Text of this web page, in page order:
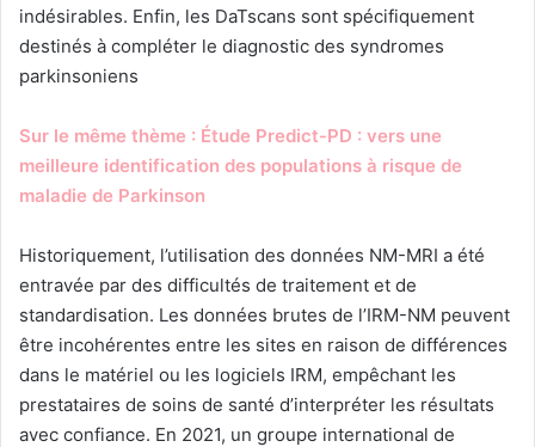
indésirables. Enfin, les DaTscans sont spécifiquement
destinés à compléter le diagnostic des syndromes
parkinsoniens
Sur le même thème : Étude Predict-PD : vers une
meilleure identification des populations à risque de
maladie de Parkinson
Historiquement, l’utilisation des données NM-MRI a été
entravée par des difficultés de traitement et de
standardisation. Les données brutes de l’IRM-NM peuvent
être incohérentes entre les sites en raison de différences
dans le matériel ou les logiciels IRM, empêchant les
prestataires de soins de santé d’interpréter les résultats
avec confiance. En 2021, un groupe international de